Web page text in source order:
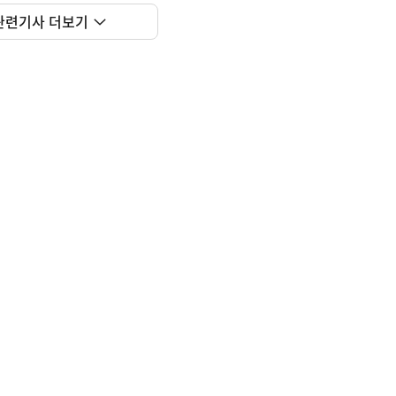
련기사 더보기